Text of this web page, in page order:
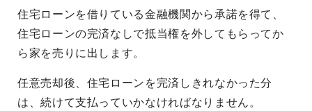
住宅ローンを借りている金融機関から承諾を得て、
住宅ローンの完済なしで抵当権を外してもらってか
ら家を売りに出します。
任意売却後、住宅ローンを完済しきれなかった分
は、続けて支払っていかなければなりません。